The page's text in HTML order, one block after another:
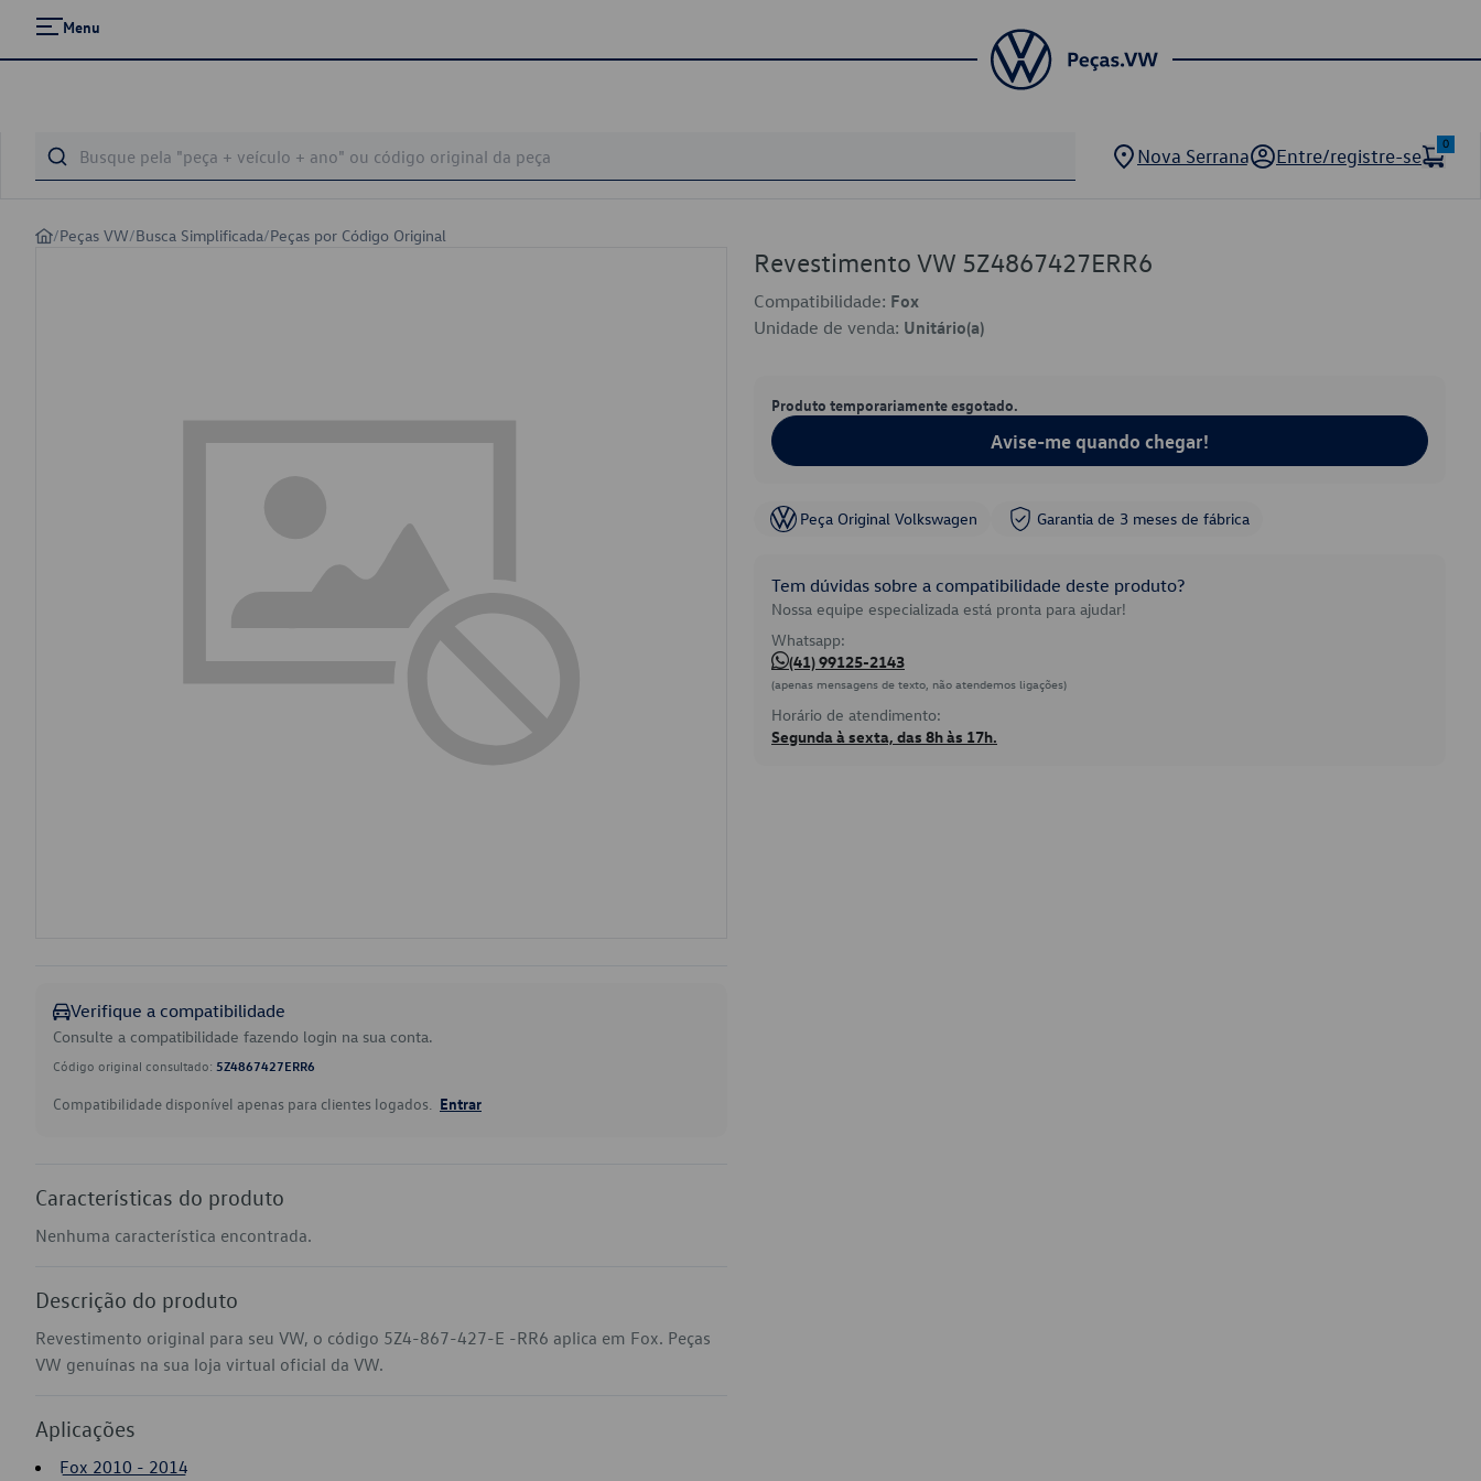
Menu
Nova Serrana Entre/registre-se
0
/Peças VW/Busca Simplificada/Peças por Código Original
Verifique a compatibilidade
Consulte a compatibilidade fazendo login na sua conta.
Código original consultado: 5Z4867427ERR6
Compatibilidade disponível apenas para clientes logados. Entrar
Características do produto
Nenhuma característica encontrada.
Descrição do produto
Revestimento original para seu VW, o código 5Z4-867-427-E -RR6 aplica em Fox. Peças
VW genuínas na sua loja virtual oficial da VW.
Aplicações
Fox 2010 - 2014
Revestimento VW 5Z4867427ERR6
Compatibilidade: Fox
Unidade de venda: Unitário(a)
Produto temporariamente esgotado.
Avise-me quando chegar!
Peça Original Volkswagen Garantia de 3 meses de fábrica
Tem dúvidas sobre a compatibilidade deste produto?
Nossa equipe especializada está pronta para ajudar!
Whatsapp:
(41) 99125-2143
(apenas mensagens de texto, não atendemos ligações)
Horário de atendimento:
Segunda à sexta, das 8h às 17h.